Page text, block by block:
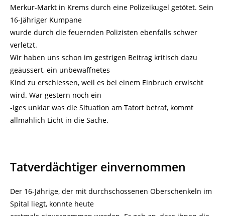
Merkur-Markt in Krems durch eine Polizeikugel getötet. Sein
16-Jähriger Kumpane
wurde durch die feuernden Polizisten ebenfalls schwer
verletzt.
Wir haben uns schon im gestrigen Beitrag kritisch dazu
geäussert, ein unbewaffnetes
Kind zu erschiessen, weil es bei einem Einbruch erwischt
wird. War gestern noch ein
-iges unklar was die Situation am Tatort betraf, kommt
allmählich Licht in die Sache.
Tatverdächtiger einvernommen
Der 16-Jährige, der mit durchschossenen Oberschenkeln im
Spital liegt, konnte heute